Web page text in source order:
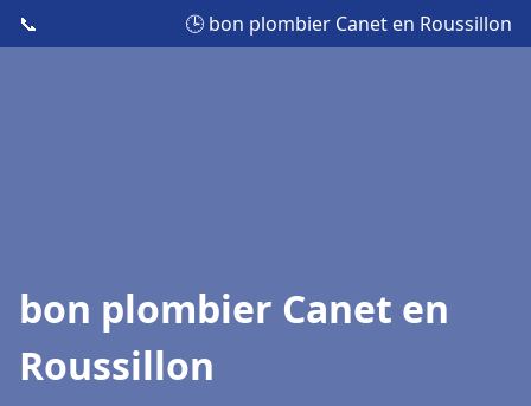
📞 🕒 bon plombier Canet en Roussillon
bon plombier Canet en
Roussillon